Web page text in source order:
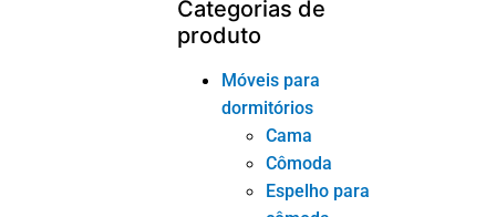
Buffet
Mesa de
jantar
Armário para
vinhos
Móveis para